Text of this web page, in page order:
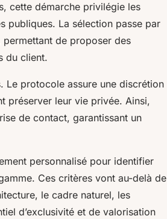
cette démarche privilégie les
publiques. La sélection passe par
de proposer des
du client.
Le protocole assure une discrétion
préserver leur vie privée. Ainsi,
de contact, garantissant un
personnalisé pour identifier
Ces critères vont au-delà de
le cadre naturel, les
d’exclusivité et de valorisation